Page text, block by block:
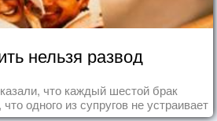
нельзя развод
что каждый шестой брак
одного из супругов не устраивает